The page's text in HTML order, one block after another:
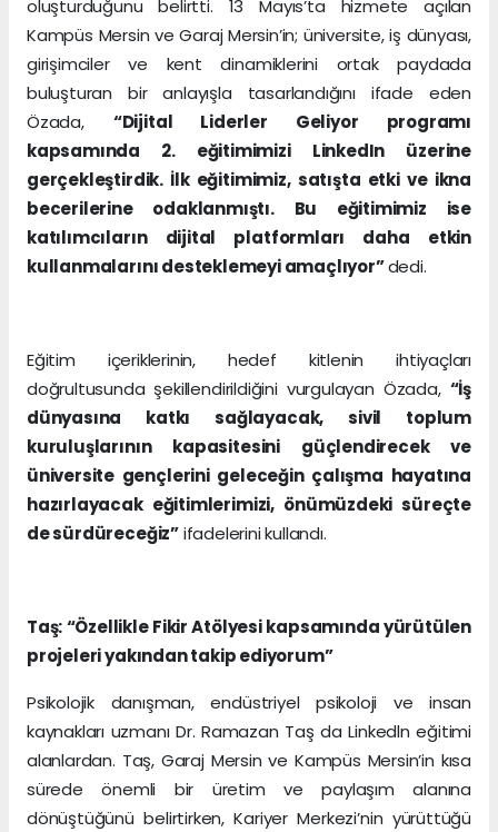
oluşturduğunu belirtti. 13 Mayıs’ta hizmete açılan
Kampüs Mersin ve Garaj Mersin’in; üniversite, iş dünyası,
girişimciler ve kent dinamiklerini ortak paydada
buluşturan bir anlayışla tasarlandığını ifade eden
Özada, “Dijital Liderler Geliyor programı
kapsamında 2. eğitimimizi LinkedIn üzerine
gerçekleştirdik. İlk eğitimimiz, satışta etki ve ikna
becerilerine odaklanmıştı. Bu eğitimimiz ise
katılımcıların dijital platformları daha etkin
kullanmalarını desteklemeyi amaçlıyor”dedi.
Eğitim içeriklerinin, hedef kitlenin ihtiyaçları
doğrultusunda şekillendirildiğini vurgulayan Özada, “İş
dünyasına katkı sağlayacak, sivil toplum
kuruluşlarının kapasitesini güçlendirecek ve
üniversite gençlerini geleceğin çalışma hayatına
hazırlayacak eğitimlerimizi, önümüzdeki süreçte
de sürdüreceğiz”ifadelerini kullandı.
Taş: “Özellikle Fikir Atölyesi kapsamında yürütülen
projeleri yakından takip ediyorum”
Psikolojik danışman, endüstriyel psikoloji ve insan
kaynakları uzmanı Dr. Ramazan Taş da Linkedln eğitimi
alanlardan. Taş, Garaj Mersin ve Kampüs Mersin’in kısa
sürede önemli bir üretim ve paylaşım alanına
dönüştüğünü belirtirken, Kariyer Merkezi’nin yürüttüğü